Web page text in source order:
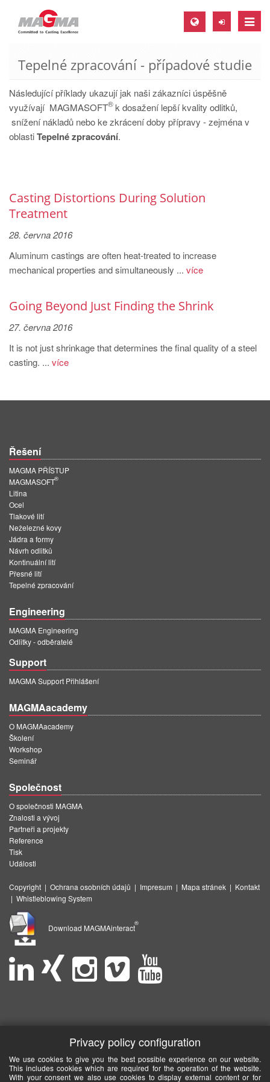
Toggle
MAGMA Europe, Germany
EN
CS
MAGMA North-America, USA
MAGMA Asia-Pacific, Singapore
MAGMA South-America, Brazil
PT
MAGMA Türkiye
TR
EN
EN
MAGMA Korea
KO
Tepelné zpracování - případové studie
Následující příklady ukazují jak naši zákazníci úspěšně
využívají MAGMASOFT
®k dosažení lepší kvality odlitků,
snížení nákladů nebo ke zkrácení doby přípravy - zejména v
oblastiTepelné zpracování.
Casting Distortions During Solution
Treatment
28. června 2016
Aluminum castings are often heat-treated to increase
mechanical properties and simultaneously ... více
Going Beyond Just Finding the Shrink
27. června 2016
It is not just shrinkage that determines the final quality of a steel
casting. ... více
Řešení
MAGMA PŘÍSTUP
MAGMASOFT
®
Litina
Ocel
Tlakové lití
Neželezné kovy
Jádra a formy
Návrh odlitků
Kontinuální lití
Přesné lití
Tepelné zpracování
Engineering
MAGMA Engineering
Odlitky - odběratelé
Support
MAGMA Support Přihlášení
MAGMAacademy
O MAGMAacademy
Školení
Workshop
Seminář
Společnost
O společnosti MAGMA
Znalosti a vývoj
Partneři a projekty
Reference
Tisk
Události
Copyright | Ochrana osobních údajů | Impresum | Mapa stránek | Kontakt
| Whistleblowing System
Download MAGMAinteract
®
Privacy policy configuration
We use cookies to give you the best possible experience on our website.
This includes cookies which are required for the operation of the website.
With your consent we also use cookies to display external content or for